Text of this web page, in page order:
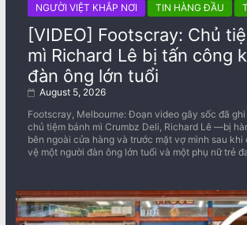
NGƯỜI VIỆT KHẮP NƠI TIN HÀNG ĐẦU
[VIDEO] Footscray: Chủ
mì Richard Lê bị tấn công
đàn ông lớn tuổi
August 5, 2026
Footscray, Melbourne: Đoạn video gây sốc đã
chủ tiệm bánh mì Crumbz Deli, Richard Lê —bị
bên ngoài cửa hàng và trước mặt vợ mình sau khi
vệ một người đàn ông lớn tuổi và một phụ nữ trẻ